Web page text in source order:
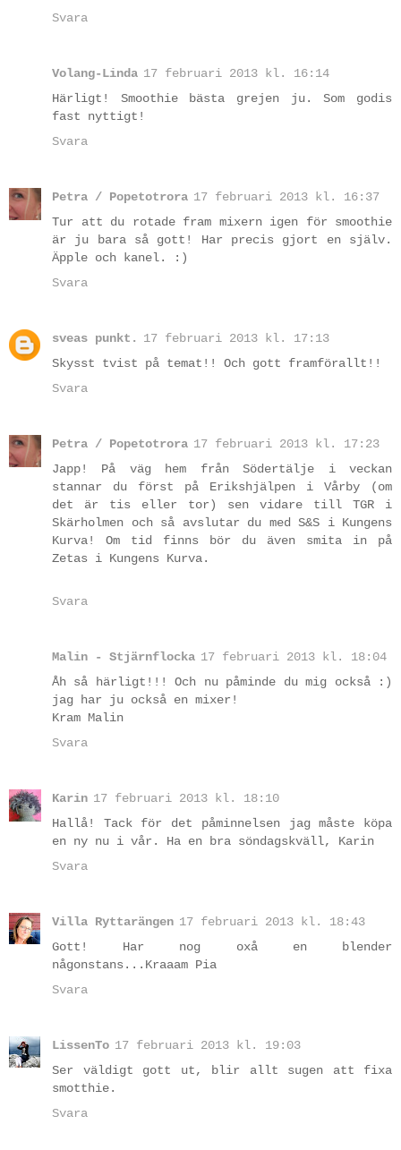
Svara
Volang-Linda 17 februari 2013 kl. 16:14
Härligt! Smoothie bästa grejen ju. Som godis
fast nyttigt!
Svara
Petra / Popetotrora 17 februari 2013 kl. 16:37
Tur att du rotade fram mixern igen för smoothie
är ju bara så gott! Har precis gjort en själv.
Äpple och kanel. :)
Svara
sveas punkt.
17 februari 2013 kl. 17:13
Skysst tvist på temat!! Och gott framförallt!!
Svara
Petra / Popetotrora 17 februari 2013 kl. 17:23
Japp! På väg hem från Södertälje i veckan
stannar du först på Erikshjälpen i Vårby (om
det är tis eller tor) sen vidare till TGR i
Skärholmen och så avslutar du med S&S i Kungens
Kurva! Om tid finns bör du även smita in på
Zetas i Kungens Kurva.
Svara
Malin - Stjärnflocka 17 februari 2013 kl. 18:04
Åh så härligt!!! Och nu påminde du mig också :)
jag har ju också en mixer!
Kram Malin
Svara
Karin 17 februari 2013 kl. 18:10
Hallå! Tack för det påminnelsen jag måste köpa
en ny nu i vår. Ha en bra söndagskväll, Karin
Svara
Villa Ryttarängen 17 februari 2013 kl. 18:43
Gott! Har nog oxå en blender
någonstans...Kraaam Pia
Svara
LissenTo 17 februari 2013 kl. 19:03
Ser väldigt gott ut, blir allt sugen att fixa
smotthie.
Svara